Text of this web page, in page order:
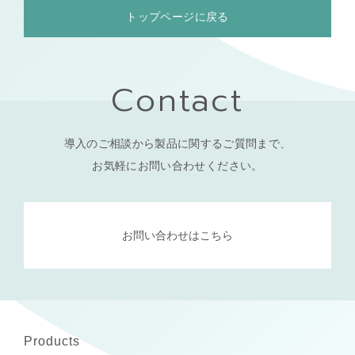
トップページに戻る
Contact
導入のご相談から製品に関するご質問まで、
お気軽にお問い合わせください。
お問い合わせはこちら
Products